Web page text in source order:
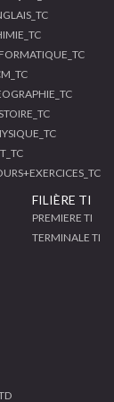
FILIÈRE TI
PREMIERE TI
TERMINALE TI